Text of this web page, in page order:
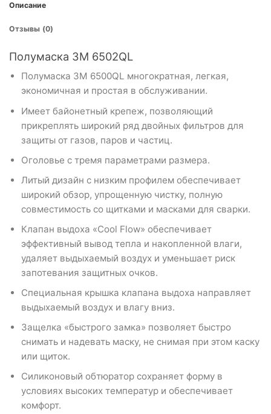
Описание
Отзывы (0)
Полумаска 3M 6502QL
Полумаска 3М 6500QL многократная, легкая,
экономичная и простая в обслуживании.
Имеет байонетный крепеж, позволяющий
прикреплять широкий ряд двойных фильтров для
защиты от газов, паров и частиц.
Оголовье с тремя параметрами размера.
Литый дизайн с низким профилем обеспечивает
широкий обзор, упрощенную чистку, полную
совместимость со щитками и масками для сварки.
Клапан выдоха «Cool Flow» обеспечивает
эффективный вывод тепла и накопленной влаги,
удаляет выдыхаемый воздух и уменьшает риск
запотевания защитных очков.
Специальная крышка клапана выдоха направляет
выдыхаемый воздух и влагу вниз.
Защелка «быстрого замка» позволяет быстро
снимать и надевать маску, не снимая при этом каску
или щиток.
Силиконовый обтюратор сохраняет форму в
условиях высоких температур и обеспечивает
комфорт.